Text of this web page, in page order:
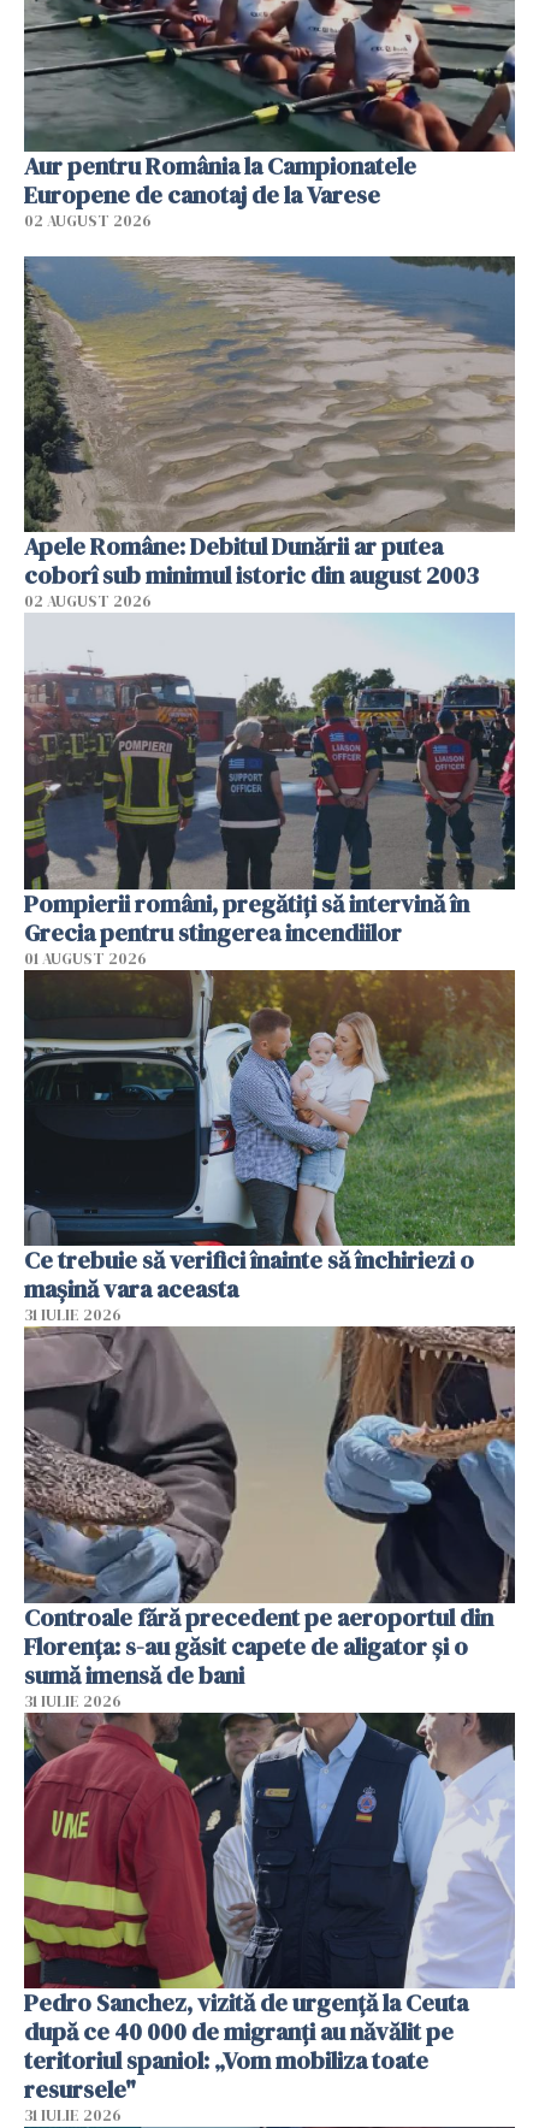
Aur pentru România la Campionatele
Europene de canotaj de la Varese
02 AUGUST 2026
Apele Române: Debitul Dunării ar putea
coborî sub minimul istoric din august 2003
02 AUGUST 2026
Pompierii români, pregătiţi să intervină în
Grecia pentru stingerea incendiilor
01 AUGUST 2026
Ce trebuie să verifici înainte să închiriezi o
mașină vara aceasta
31 IULIE 2026
Controale fără precedent pe aeroportul din
Florența: s-au găsit capete de aligator și o
sumă imensă de bani
31 IULIE 2026
Pedro Sanchez, vizită de urgență la Ceuta
după ce 40 000 de migranți au năvălit pe
teritoriul spaniol: „Vom mobiliza toate
resursele"
31 IULIE 2026